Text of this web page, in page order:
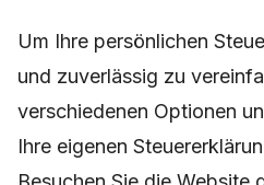
Um Ihre persönlichen
und zuverlässig zu
verschiedenen Optionen
Ihre eigenen